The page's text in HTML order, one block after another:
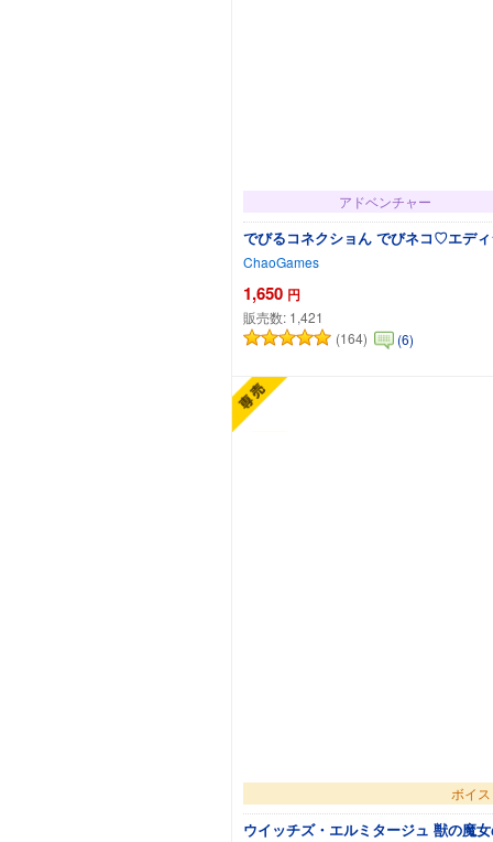
アドベンチャー
でびるコネクショん でびネコ♡エデ
ChaoGames
1,650 円
販売数: 1,421
(164)
(6)
カートに追加
ボイ
ウイッチズ・エルミタージュ 獣の魔